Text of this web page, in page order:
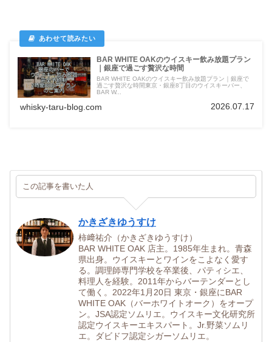
BAR WHITE OAKのウイスキー飲み放題プラン
｜銀座で過ごす贅沢な時間
BAR WHITE OAKのウイスキー飲み放題プラン｜銀座で
過ごす贅沢な時間東京・銀座8丁目のウイスキーバー、
BAR W...
whisky-taru-blog.com 2026.07.17
この記事を書いた人
かきざきゆうすけ
柿﨑祐介（かきざきゆうすけ）
BAR WHITE OAK 店主。1985年生まれ。青森
県出身。ウイスキーとワインをこよなく愛す
る。調理師専門学校を卒業後、パティシエ、
料理人を経験。2011年からバーテンダーとし
て働く。2022年1月20日 東京・銀座にBAR
WHITE OAK（バーホワイトオーク）をオープ
ン。JSA認定ソムリエ。ウイスキー文化研究所
認定ウイスキーエキスパート。Jr.野菜ソムリ
エ。ダビドフ認定シガーソムリエ。